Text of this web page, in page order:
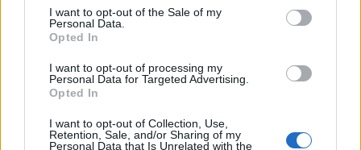
services and may gather and store information including but
not limited to your visit or usage behaviour. You may click to
grant or deny consent to Google and its third-party tags to
consent section.
I want to opt-out of the Sale of my
Personal Data.
Opted In
I want to opt-out of processing my
Personal Data for Targeted Advertising.
Opted In
I want to opt-out of Collection, Use,
Retention, Sale, and/or Sharing of my
Personal Data that Is Unrelated with the
Dizionario dei Sogni – E
Dizionario dei Sogni – F
Dizionario dei Sogni – G
Dizionario dei Sogni – I
Dizionario dei Sogni – J